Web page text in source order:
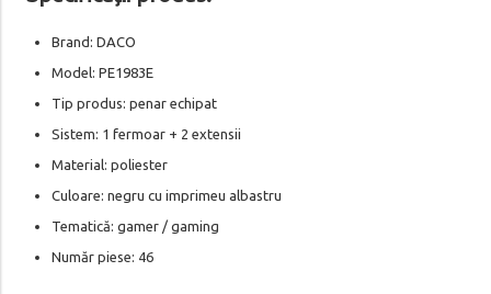
Brand: DACO
Model: PE1983E
Tip produs: penar echipat
Sistem: 1 fermoar + 2 extensii
Material: poliester
Culoare: negru cu imprimeu albastru
Tematică: gamer / gaming
Număr piese: 46